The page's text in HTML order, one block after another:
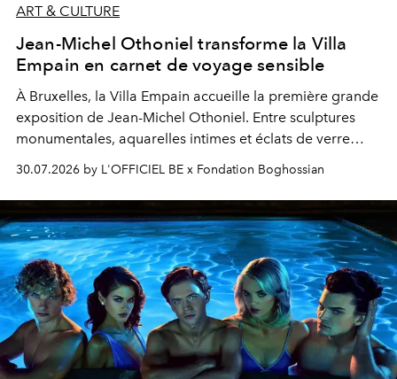
ART & CULTURE
Jean-Michel Othoniel transforme la Villa
Empain en carnet de voyage sensible
À Bruxelles, la Villa Empain accueille la première grande
exposition de Jean-Michel Othoniel. Entre sculptures
monumentales, aquarelles intimes et éclats de verre
émotionnel où chaque œuvre devient le souvenir
lumineux d’un voyage, d’une rencontre ou d’un
émerveillement.
30.07.2026 by L'OFFICIEL BE x Fondation Boghossian